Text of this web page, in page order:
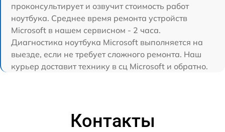
проконсультирует и озвучит стоимость работ
ноутбука. Среднее время ремонта устройств
Microsoft в нашем сервисном - 2 часа.
Диагностика ноутбука Microsoft выполняется на
выезде, если не требует сложного ремонта. Наш
курьер доставит технику в сц Microsoft и обратно.
Контакты